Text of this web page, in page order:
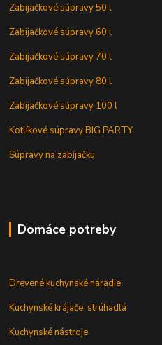
Zabijačkové súpravy 50 l
Zabijačkové súpravy 60 l
Zabijačkové súpravy 70 l
Zabijačkové súpravy 80 l
Zabijačkové súpravy 100 l
Kotlíkové súpravy BIG PARTY
Súpravy na zabíjačku
Domáce potreby
Drevené kuchynské náradie
Kuchynské krájače, strúhadlá
Kuchynské nástroje